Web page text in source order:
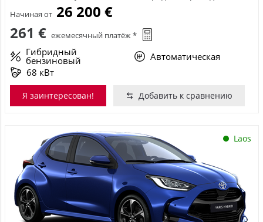
Начиная от 26 200 €
261 € ежемесячный платёж *
Гибридный
бензиновый
Автоматическая
68 кВт
Я заинтересован! Добавить к сравнению
Laos